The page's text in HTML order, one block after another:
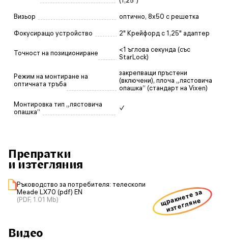
Визьор оптично, 8x50 с решетка
Фокусиращо устройство 2" Крейфорд с 1,25" адаптер
Точност на позициониране
<1 ъглова секунда (със
StarLock)
Режим на монтиране на
оптичната тръба
закрепващи пръстени
(включени), плоча „лястовича
опашка“ (стандарт на Vixen)
Монтировка тип „лястовича
опашка“
✓
Препратки
и изтегляния
Ръководство за потребителя: телескопи
Meade LX70 (pdf) EN
(PDF, 1.01 Mb)
щракнете за
изтегляне
Видео